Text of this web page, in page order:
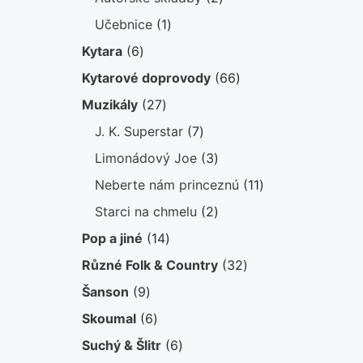
Učebnice 11
Kytara 66
produktů
Kytarové doprovody 6666
Muzikály 2727
produktů
J. K. Superstar 77
produktů
Limonádový Joe 33
produkty
Neberte nám princeznú 1111
Starci na chmelu 22
Pop a jiné 1414
produktů
Různé Folk & Country 3232
Šanson 99
produktů
Skoumal 66
produktů
Suchý & Šlitr 66